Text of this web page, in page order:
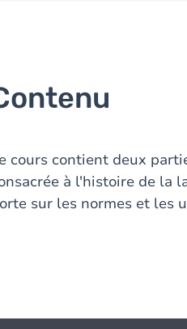
cours contient deux
à l'histoire de la
sur les normes et les